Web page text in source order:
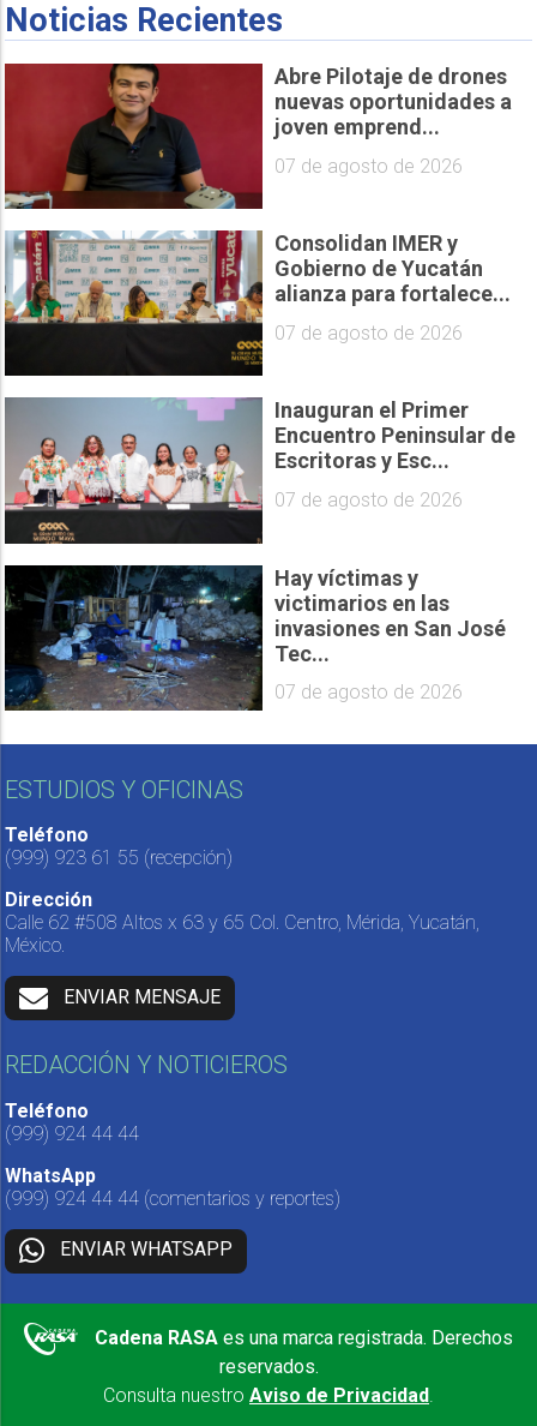
Noticias Recientes
Abre Pilotaje de drones
nuevas oportunidades a
joven emprend...
07 de agosto de 2026
Consolidan IMER y
Gobierno de Yucatán
alianza para fortalece...
07 de agosto de 2026
Inauguran el Primer
Encuentro Peninsular de
Escritoras y Esc...
07 de agosto de 2026
Hay víctimas y
victimarios en las
invasiones en San José
Tec...
07 de agosto de 2026
ESTUDIOS Y OFICINAS
Teléfono
(999) 923 61 55 (recepción)
Dirección
Calle 62 #508 Altos x 63 y 65 Col. Centro, Mérida, Yucatán,
México.
ENVIAR MENSAJE
REDACCIÓN Y NOTICIEROS
Teléfono
(999) 924 44 44
WhatsApp
(999) 924 44 44 (comentarios y reportes)
ENVIAR WHATSAPP
Cadena RASA es una marca registrada. Derechos
reservados.
Consulta nuestro Aviso de Privacidad.